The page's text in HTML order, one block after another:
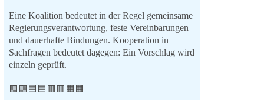
Eine Koalition bedeutet in der Regel gemeinsame
Regierungsverantwortung, feste Vereinbarungen
und dauerhafte Bindungen. Kooperation in
Sachfragen bedeutet dagegen: Ein Vorschlag wird
einzeln geprüft.
🟩🟩🟦🟦🟥🟥🟧🟧